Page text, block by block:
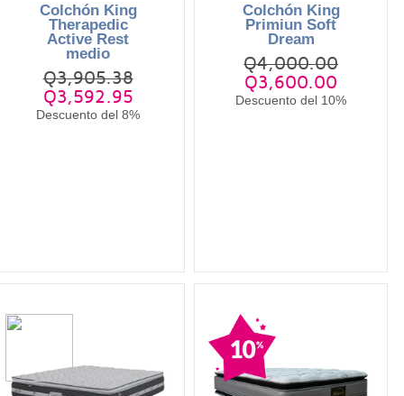
Colchón King
Therapedic
Active Rest
medio
Q3,905.38
Q3,592.95
Descuento del 8%
Colchón King
Primiun Soft
Dream
Q4,000.00
Q3,600.00
Descuento del 10%